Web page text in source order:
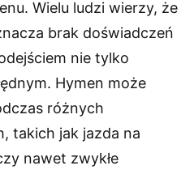
Wielu ludzi wierzy, że
brak doświadczeń
nie tylko
Hymen może
różnych
takich jak jazda na
nawet zwykłe